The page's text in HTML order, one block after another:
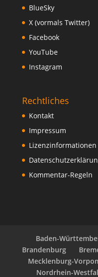
BlueSky
X (vormals Twitter)
Facebook
YouTube
Instagram
Rechtliches
Kontakt
Impressum
Lizenzinformationen
Kommentar-Regeln
Baden-
Brandenburg
Mecklenburg-
Nordrhein-